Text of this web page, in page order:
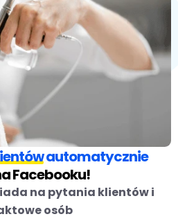
automatycznie
Facebooku!
na pytania klientów i
osób